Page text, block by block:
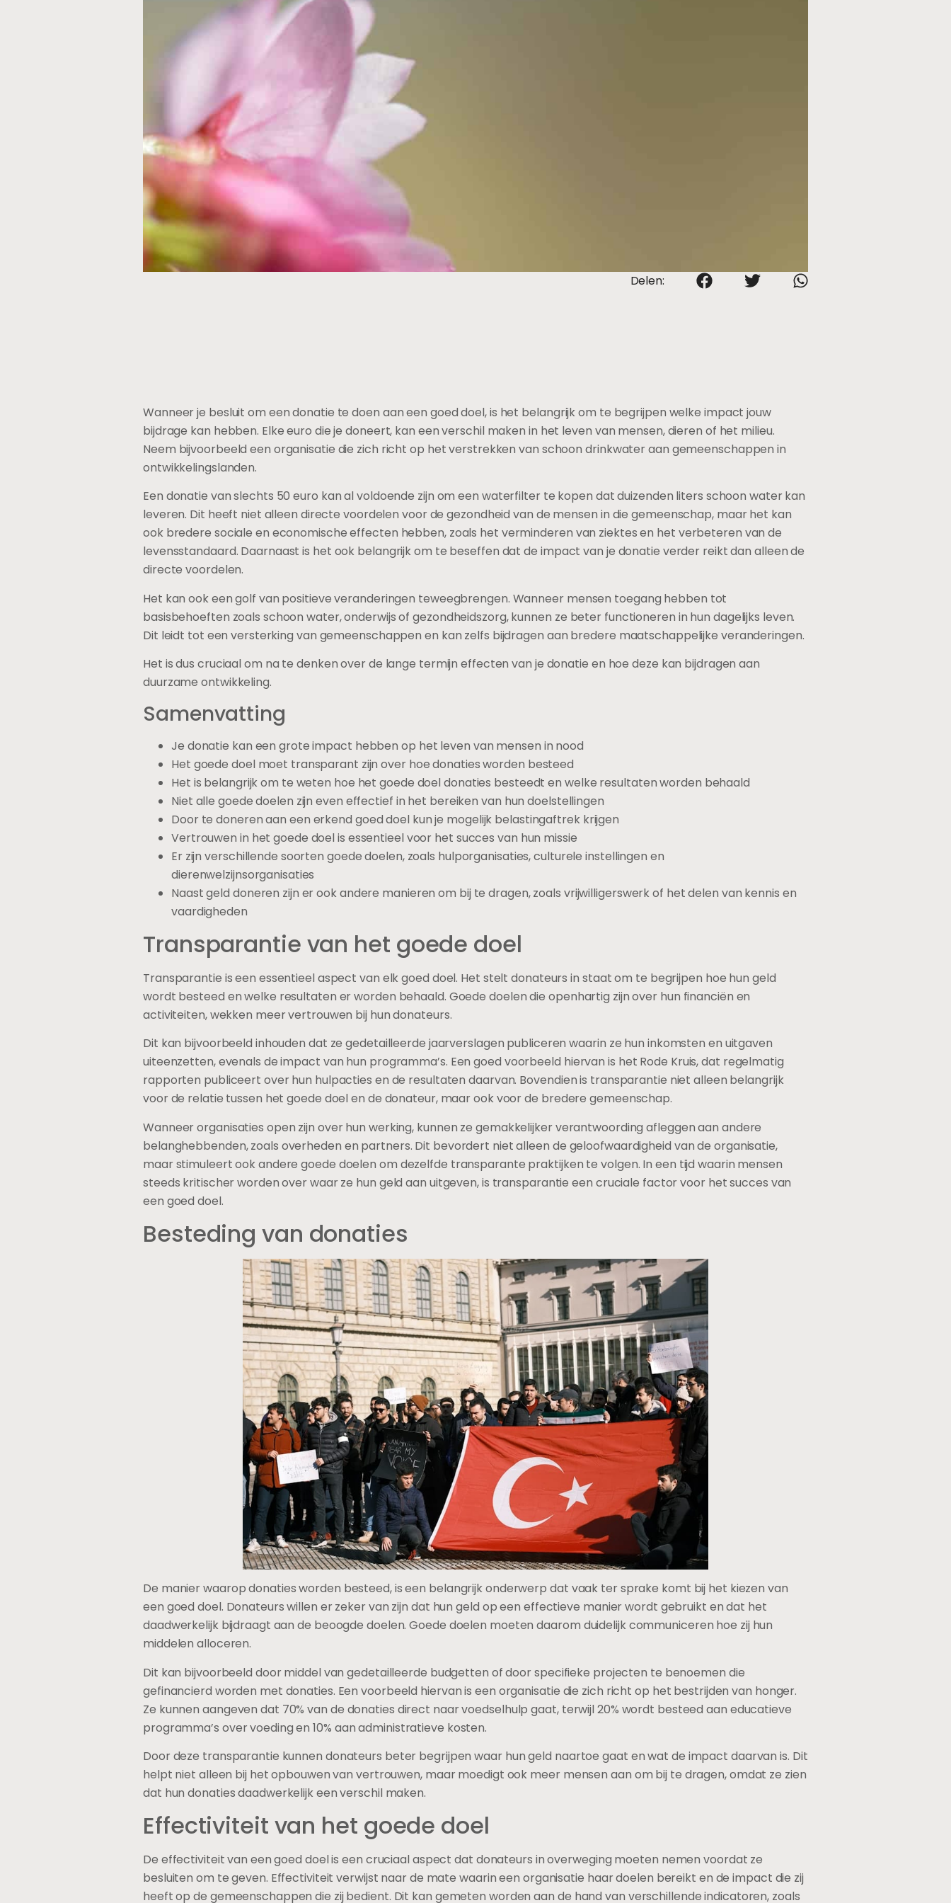
Delen:
Wanneer je besluit om een donatie te doen aan een goed doel, is het belangrijk om te begrijpen welke impact jouw
bijdrage kan hebben. Elke euro die je doneert, kan een verschil maken in het leven van mensen, dieren of het milieu.
Neem bijvoorbeeld een organisatie die zich richt op het verstrekken van schoon drinkwater aan gemeenschappen in
ontwikkelingslanden.
Een donatie van slechts 50 euro kan al voldoende zijn om een waterfilter te kopen dat duizenden liters schoon water kan
leveren. Dit heeft niet alleen directe voordelen voor de gezondheid van de mensen in die gemeenschap, maar het kan
ook bredere sociale en economische effecten hebben, zoals het verminderen van ziektes en het verbeteren van de
levensstandaard. Daarnaast is het ook belangrijk om te beseffen dat de impact van je donatie verder reikt dan alleen de
directe voordelen.
Het kan ook een golf van positieve veranderingen teweegbrengen. Wanneer mensen toegang hebben tot
basisbehoeften zoals schoon water, onderwijs of gezondheidszorg, kunnen ze beter functioneren in hun dagelijks leven.
Dit leidt tot een versterking van gemeenschappen en kan zelfs bijdragen aan bredere maatschappelijke veranderingen.
Het is dus cruciaal om na te denken over de lange termijn effecten van je donatie en hoe deze kan bijdragen aan
duurzame ontwikkeling.
Samenvatting
Je donatie kan een grote impact hebben op het leven van mensen in nood
Het goede doel moet transparant zijn over hoe donaties worden besteed
Het is belangrijk om te weten hoe het goede doel donaties besteedt en welke resultaten worden behaald
Niet alle goede doelen zijn even effectief in het bereiken van hun doelstellingen
Door te doneren aan een erkend goed doel kun je mogelijk belastingaftrek krijgen
Vertrouwen in het goede doel is essentieel voor het succes van hun missie
Er zijn verschillende soorten goede doelen, zoals hulporganisaties, culturele instellingen en
dierenwelzijnsorganisaties
Naast geld doneren zijn er ook andere manieren om bij te dragen, zoals vrijwilligerswerk of het delen van kennis en
vaardigheden
Transparantie van het goede doel
Transparantie is een essentieel aspect van elk goed doel. Het stelt donateurs in staat om te begrijpen hoe hun geld
wordt besteed en welke resultaten er worden behaald. Goede doelen die openhartig zijn over hun financiën en
activiteiten, wekken meer vertrouwen bij hun donateurs.
Dit kan bijvoorbeeld inhouden dat ze gedetailleerde jaarverslagen publiceren waarin ze hun inkomsten en uitgaven
uiteenzetten, evenals de impact van hun programma’s. Een goed voorbeeld hiervan is het Rode Kruis, dat regelmatig
rapporten publiceert over hun hulpacties en de resultaten daarvan. Bovendien is transparantie niet alleen belangrijk
voor de relatie tussen het goede doel en de donateur, maar ook voor de bredere gemeenschap.
Wanneer organisaties open zijn over hun werking, kunnen ze gemakkelijker verantwoording afleggen aan andere
belanghebbenden, zoals overheden en partners. Dit bevordert niet alleen de geloofwaardigheid van de organisatie,
maar stimuleert ook andere goede doelen om dezelfde transparante praktijken te volgen. In een tijd waarin mensen
steeds kritischer worden over waar ze hun geld aan uitgeven, is transparantie een cruciale factor voor het succes van
een goed doel.
Besteding van donaties
De manier waarop donaties worden besteed, is een belangrijk onderwerp dat vaak ter sprake komt bij het kiezen van
een goed doel. Donateurs willen er zeker van zijn dat hun geld op een effectieve manier wordt gebruikt en dat het
daadwerkelijk bijdraagt aan de beoogde doelen. Goede doelen moeten daarom duidelijk communiceren hoe zij hun
middelen alloceren.
Dit kan bijvoorbeeld door middel van gedetailleerde budgetten of door specifieke projecten te benoemen die
gefinancierd worden met donaties. Een voorbeeld hiervan is een organisatie die zich richt op het bestrijden van honger.
Ze kunnen aangeven dat 70% van de donaties direct naar voedselhulp gaat, terwijl 20% wordt besteed aan educatieve
programma’s over voeding en 10% aan administratieve kosten.
Door deze transparantie kunnen donateurs beter begrijpen waar hun geld naartoe gaat en wat de impact daarvan is. Dit
helpt niet alleen bij het opbouwen van vertrouwen, maar moedigt ook meer mensen aan om bij te dragen, omdat ze zien
dat hun donaties daadwerkelijk een verschil maken.
Effectiviteit van het goede doel
De effectiviteit van een goed doel is een cruciaal aspect dat donateurs in overweging moeten nemen voordat ze
besluiten om te geven. Effectiviteit verwijst naar de mate waarin een organisatie haar doelen bereikt en de impact die zij
heeft op de gemeenschappen die zij bedient. Dit kan gemeten worden aan de hand van verschillende indicatoren, zoals